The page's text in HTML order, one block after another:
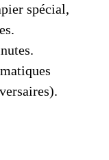
spécial,